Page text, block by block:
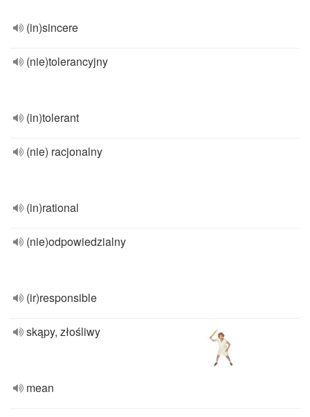
(in)sincere
(nie)tolerancyjny
(in)tolerant
(nie) racjonalny
(in)rational
(nie)odpowiedzialny
(ir)responsible
skąpy, złośliwy
mean